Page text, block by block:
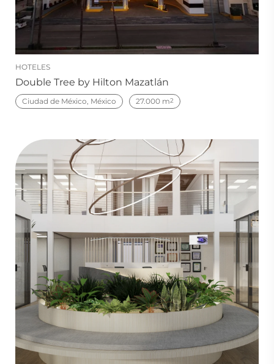
HOTELES
Double Tree by Hilton Mazatlán
Ciudad de México, México 27.000 m2